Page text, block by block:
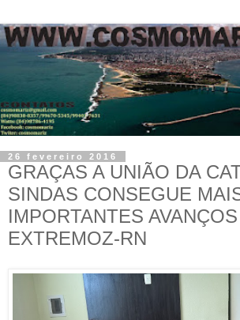
26 fevereiro 2016
GRAÇAS A UNIÃO DA
SINDAS CONSEGUE
IMPORTANTES
EXTREMOZ-RN